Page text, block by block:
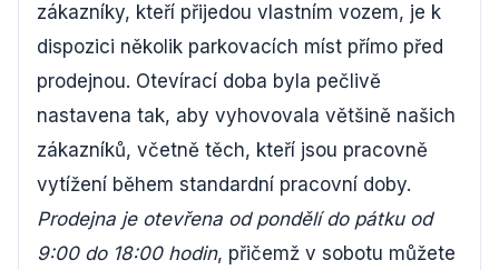
zákazníky, kteří přijedou vlastním vozem, je k
dispozici několik parkovacích míst přímo před
prodejnou. Otevírací doba byla pečlivě
nastavena tak, aby vyhovovala většině našich
zákazníků, včetně těch, kteří jsou pracovně
vytížení během standardní pracovní doby.
Prodejna je otevřena od pondělí do pátku od
9:00 do 18:00 hodin, přičemž v sobotu můžete